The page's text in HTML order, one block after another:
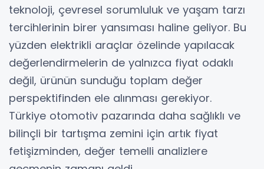
teknoloji, çevresel sorumluluk ve yaşam tarzı
tercihlerinin birer yansıması haline geliyor. Bu
yüzden elektrikli araçlar özelinde yapılacak
değerlendirmelerin de yalnızca fiyat odaklı
değil, ürünün sunduğu toplam değer
perspektifinden ele alınması gerekiyor.
Türkiye otomotiv pazarında daha sağlıklı ve
bilinçli bir tartışma zemini için artık fiyat
fetişizminden, değer temelli analizlere